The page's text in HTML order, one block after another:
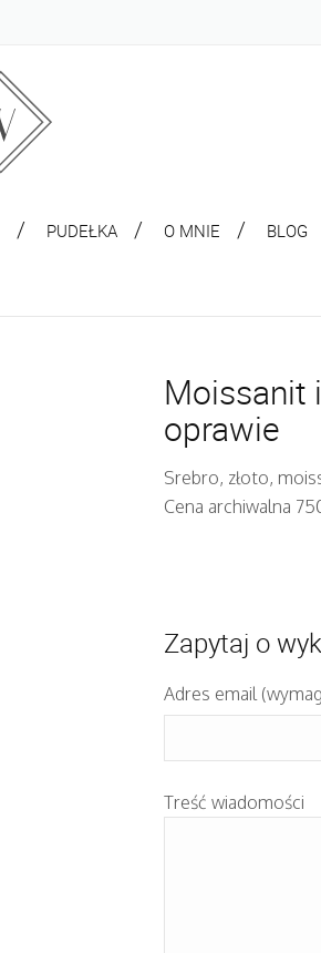
PUDEŁKA O MNIE BLOG
Moissanit
oprawie
Srebro, złoto,
Cena archiwalna
Zapytaj o
Adres email
Treść wiadomości